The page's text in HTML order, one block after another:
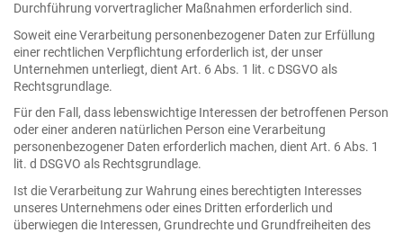
Durchführung vorvertraglicher Maßnahmen erforderlich sind.
Soweit eine Verarbeitung personenbezogener Daten zur Erfüllung
einer rechtlichen Verpflichtung erforderlich ist, der unser
Unternehmen unterliegt, dient Art. 6 Abs. 1 lit. c DSGVO als
Rechtsgrundlage.
Für den Fall, dass lebenswichtige Interessen der betroffenen Person
oder einer anderen natürlichen Person eine Verarbeitung
personenbezogener Daten erforderlich machen, dient Art. 6 Abs. 1
lit. d DSGVO als Rechtsgrundlage.
Ist die Verarbeitung zur Wahrung eines berechtigten Interesses
unseres Unternehmens oder eines Dritten erforderlich und
überwiegen die Interessen, Grundrechte und Grundfreiheiten des